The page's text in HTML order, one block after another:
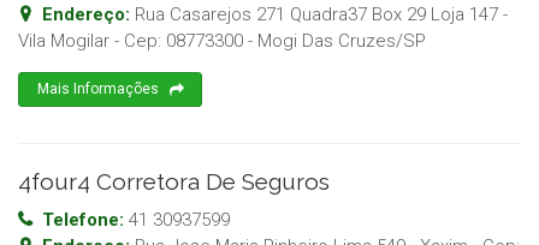
Endereço: Rua Casarejos 271 Quadra37 Box 29 Loja 147 -
Vila Mogilar - Cep: 08773300 - Mogi Das Cruzes/SP
Mais Informações
4four4 Corretora De Seguros
Telefone: 41 30937599